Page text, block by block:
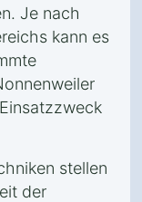
Je nach
kann es
stellen
der